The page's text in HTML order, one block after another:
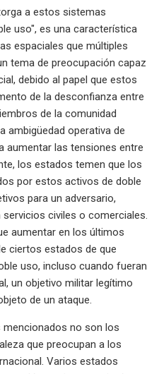
a estos sistemas
uso", es una característica
espaciales que múltiples
tema de preocupación capaz
debido al papel que estos
de la desconfianza entre
de la comunidad
ambigüedad operativa de
aumentar las tensiones entre
los estados temen que los
por estos activos de doble
para un adversario,
civiles o comerciales.
aumentar en los últimos
ciertos estados de que
uso, incluso cuando fueran
un objetivo militar legítimo
de un ataque.
no son los
que preocupan a los
Varios estados